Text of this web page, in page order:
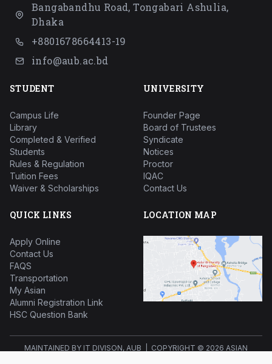
Bangabandhu Road, Tongabari Ashulia,
Dhaka
+8801678664413-19
info@aub.ac.bd
STUDENT
Campus Life
Library
Completed & Verified
Students
Rules & Regulation
Tuition Fees
Waiver & Scholarships
UNIVERSITY
Founder Page
Board of Trustees
Syndicate
Notices
Proctor
IQAC
Contact Us
QUICK LINKS
Apply Online
Contact Us
FAQS
Transportation
My Asian
Alumni Registration Link
HSC Question Bank
LOCATION MAP
MAINTAINED BY IT DIVISON, AUB | COPYRIGHT © 2026 ASIAN